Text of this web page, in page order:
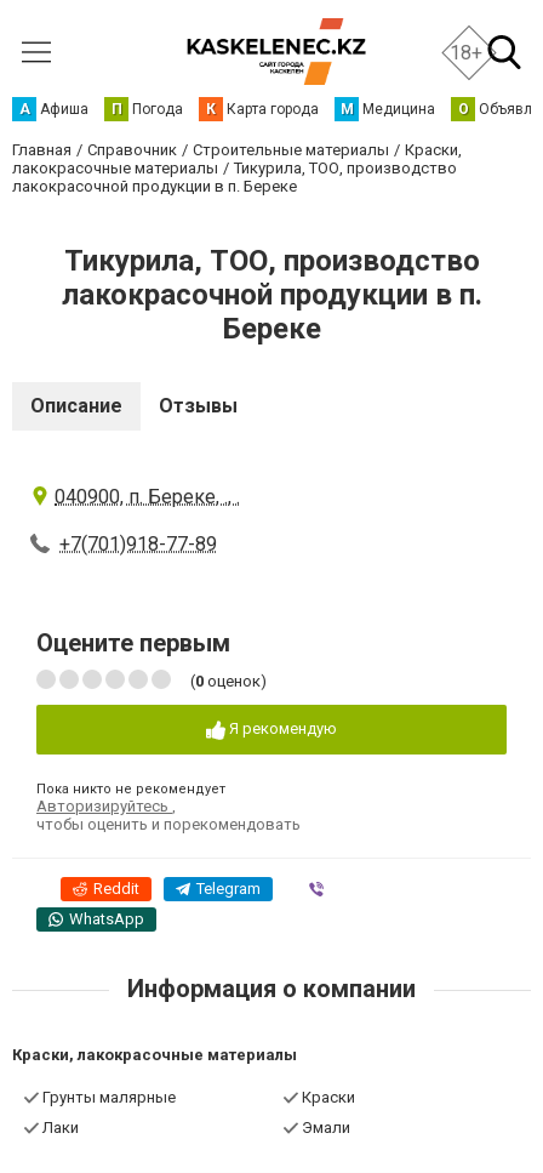
18+
А Афиша П Погода К Карта города М Медицина О
Главная Справочник Строительные материалы
Краски,
лакокрасочные материалы
Тикурила, ТОО, производство
лакокрасочной продукции в п. Береке
Тикурила, ТОО, производство
лакокрасочной продукции в п.
Береке
Описание Отзывы
040900, п. Береке, ., .
+7(701)918-77-89
Оцените первым
(0 оценок)
Я рекомендую
Пока никто не рекомендует
Авторизируйтесь
чтобы оценить и порекомендовать
Reddit Telegram
WhatsApp
Информация о компании
Краски, лакокрасочные материалы
Грунты малярные
Краски
Лаки
Эмали